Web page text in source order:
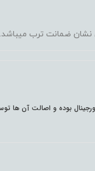
نشان ضمانت ترب میباشد.
بوده و اصالت آن ها